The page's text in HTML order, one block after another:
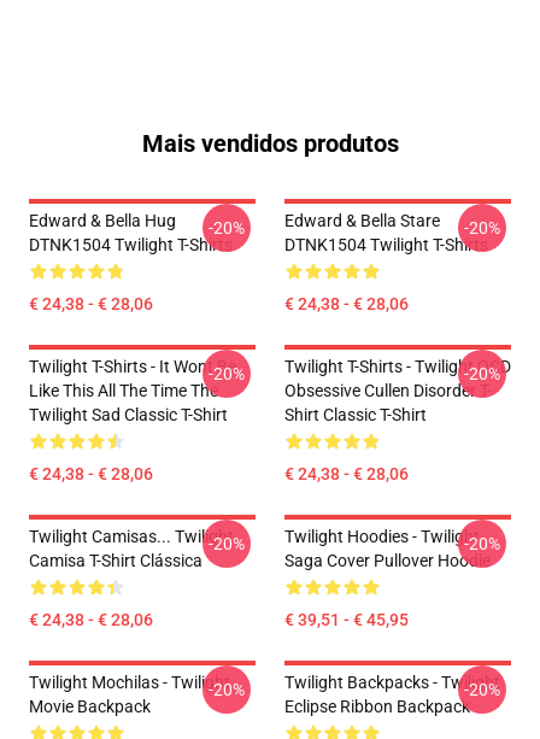
Mais vendidos produtos
Edward & Bella Hug
DTNK1504 Twilight T-Shirts
€ 24,38 - € 28,06
-20%
Edward & Bella Stare
DTNK1504 Twilight T-Shirts
€ 24,38 - € 28,06
-20%
Twilight T-Shirts - It Wont Be
Like This All The Time The
Twilight Sad Classic T-Shirt
€ 24,38 - € 28,06
-20%
Twilight T-Shirts - Twilight OCD
Obsessive Cullen Disorder T-
Shirt Classic T-Shirt
€ 24,38 - € 28,06
-20%
Twilight Camisas... Twilight
Camisa T-Shirt Clássica
€ 24,38 - € 28,06
-20%
Twilight Hoodies - Twilight
Saga Cover Pullover Hoodie
€ 39,51 - € 45,95
-20%
Twilight Mochilas - Twilight
Movie Backpack
-20%
Twilight Backpacks - Twilight
Eclipse Ribbon Backpack
-20%